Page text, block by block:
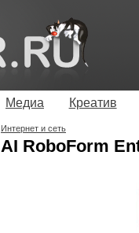
Медиа Креатив
Интернет и сеть
AI RoboForm